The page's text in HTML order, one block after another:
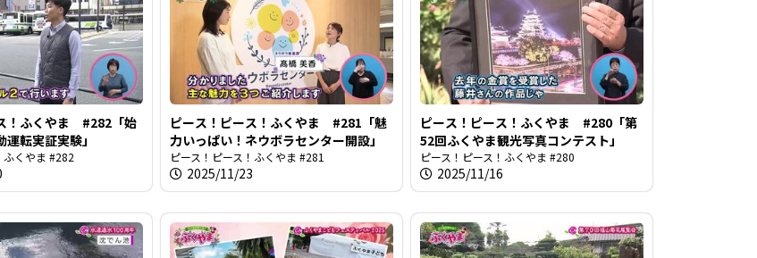
！ふくやま #282「始
転実証実験」
ふくやま #282
ピース！ピース！ふくやま #281「魅
力いっぱい！ネウボラセンター開設」
ピース！ピース！ふくやま #281
2025/11/23
ピース！ピース！ふくやま #280「第
52回ふくやま観光写真コンテスト」
ピース！ピース！ふくやま #280
2025/11/16